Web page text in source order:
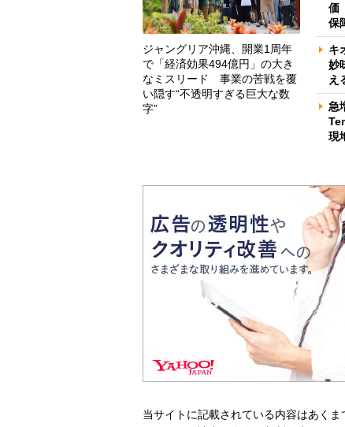
ジャングリア沖縄、開業1周年
で「経済効果494億円」の大き
なミスリード 事業の苦戦を覆
い隠す“不透明すぎる巨大な数
字”
価
保
キ
妙
え
急
現
当サイトに記載されている内容はあく